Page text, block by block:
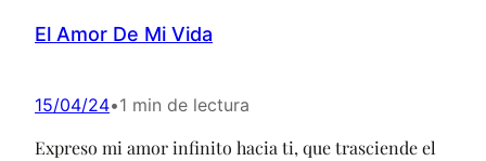
El Amor De Mi Vida
15/04/24•1 min de lectura
Expreso mi amor infinito hacia ti, que trasciende el